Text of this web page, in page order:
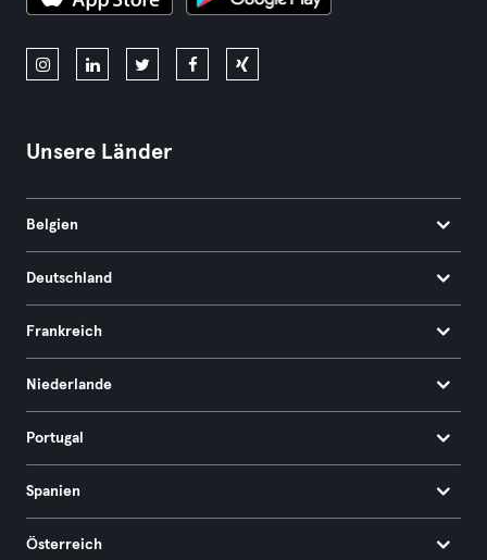
Unsere Länder
Belgien
Deutschland
Frankreich
Niederlande
Portugal
Spanien
Österreich